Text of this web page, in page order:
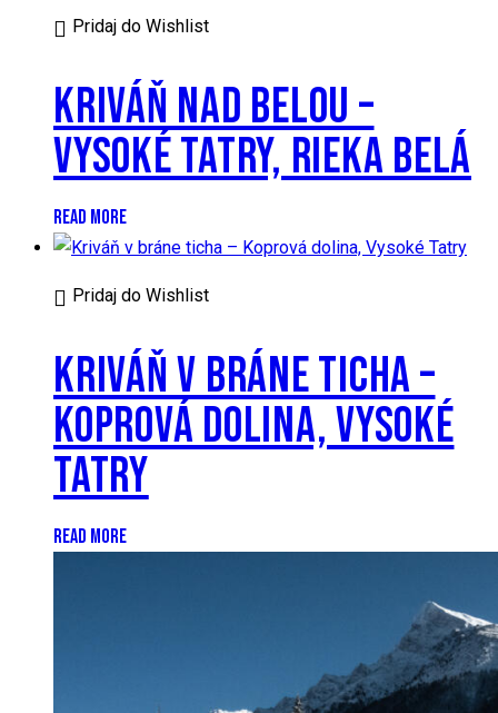
Pridaj do Wishlist
KRIVÁŇ NAD BELOU –
VYSOKÉ TATRY, RIEKA BELÁ
READ MORE
Pridaj do Wishlist
KRIVÁŇ V BRÁNE TICHA –
KOPROVÁ DOLINA, VYSOKÉ
TATRY
READ MORE